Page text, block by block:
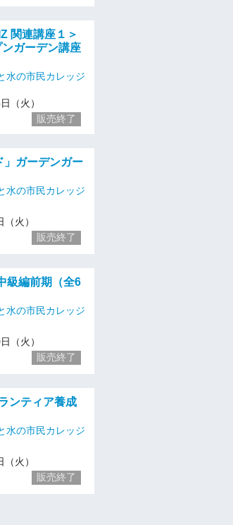
関連講座１＞
ガーデン講座
水の市民カレッジ
（火）
販売終了
ガーデンガー
水の市民カレッジ
火）
販売終了
級編前期（全6
水の市民カレッジ
（火）
販売終了
ンティア養成
水の市民カレッジ
火）
販売終了